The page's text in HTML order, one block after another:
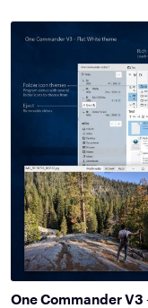
One Commander